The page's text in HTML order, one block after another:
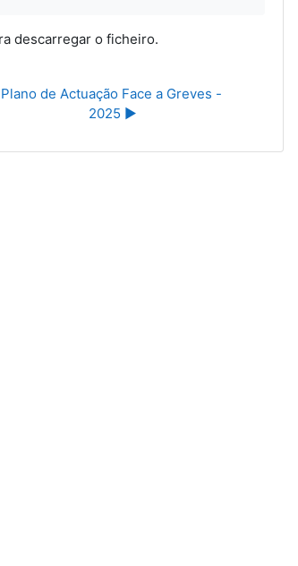
descarregar o ficheiro.
Plano de Actuação Face a Greves -
2025 ▶︎